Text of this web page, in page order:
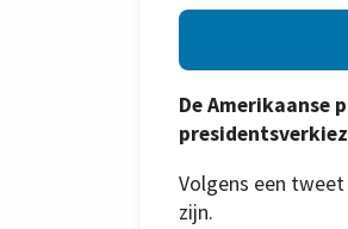
De Amerikaanse
Volgens een
zijn.